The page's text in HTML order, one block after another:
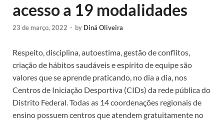
acesso a 19 modalidades
23 de março, 2022 - by Diná Oliveira
Respeito, disciplina, autoestima, gestão de conflitos,
criação de hábitos saudáveis e espírito de equipe são
valores que se aprende praticando, no dia a dia, nos
Centros de Iniciação Desportiva (CIDs) da rede pública do
Distrito Federal. Todas as 14 coordenações regionais de
ensino possuem centros que atendem gratuitamente no